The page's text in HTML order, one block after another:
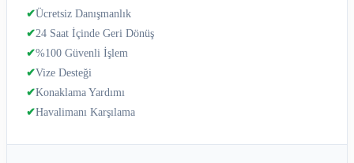
✔Ücretsiz Danışmanlık
✔24 Saat İçinde Geri Dönüş
✔%100 Güvenli İşlem
✔Vize Desteği
✔Konaklama Yardımı
✔Havalimanı Karşılama